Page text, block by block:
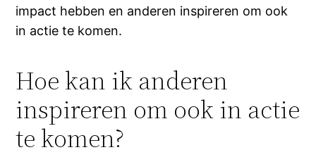
impact hebben en anderen inspireren om ook
in actie te komen.
Hoe kan ik anderen
inspireren om ook in actie
te komen?